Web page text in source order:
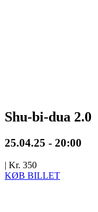
Shu-bi-dua 2.0
25.04.25 - 20:00
| Kr. 350
KØB BILLET